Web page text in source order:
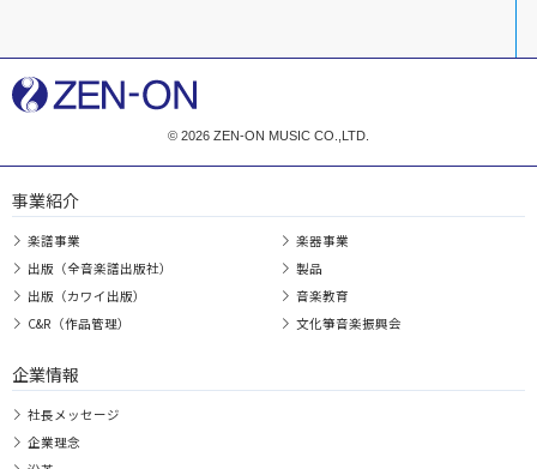
© 2026 ZEN-ON MUSIC CO.,LTD.
事業紹介
楽譜事業
出版（全音楽譜出版社）
出版（カワイ出版）
C&R（作品管理）
楽器事業
製品
音楽教育
文化箏音楽振興会
企業情報
社長メッセージ
企業理念